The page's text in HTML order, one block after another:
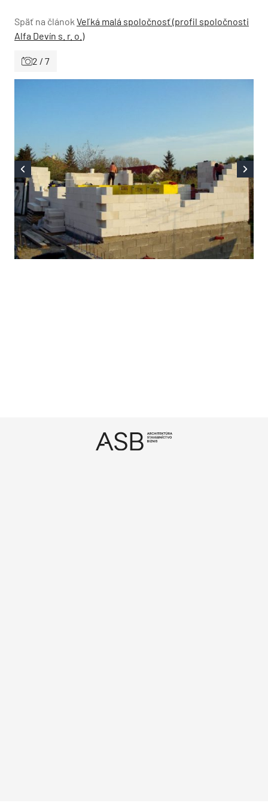
Späť na článok Veľká malá spoločnosť (profil spoločnosti
Alfa Devín s. r. o.)
2 / 7